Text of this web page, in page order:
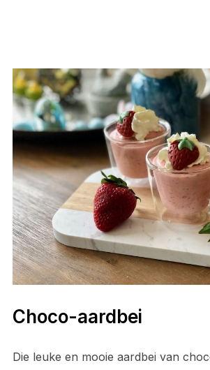
Choco-aardbei
Die leuke en mooie aardbei van